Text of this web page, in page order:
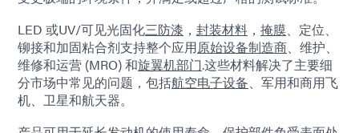
LED 或UV/可见光固化三防漆 ， 封装材料 ， 掩膜、定位、
铆接和加固粘合剂支持整个应用原始设备制造商、维护、
维修和运营 (MRO) 和旋翼机部门.这些材料解决了主要细
分市场中常见的问题，包括航空电子设备、军用和商用飞
机、卫星和航天器。